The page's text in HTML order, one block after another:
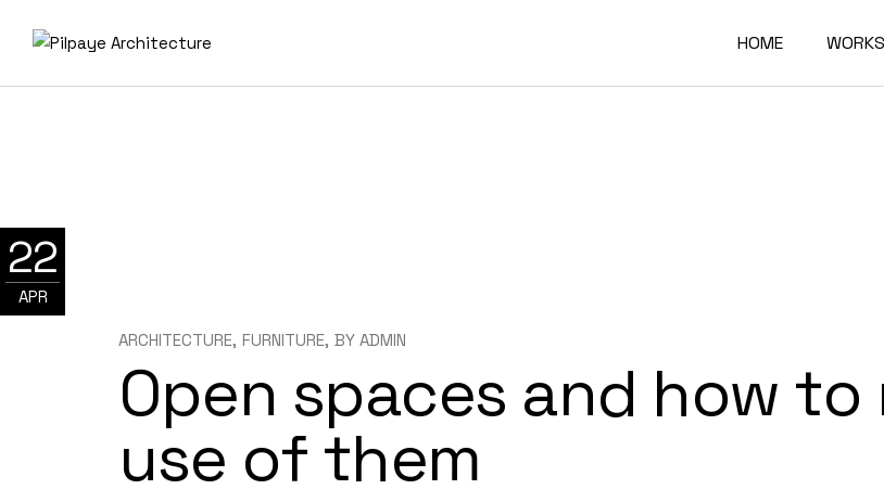
content
HOME WORKS
22
APR
ARCHITECTURE FURNITURE BY ADMIN
Open spaces and how
use of them